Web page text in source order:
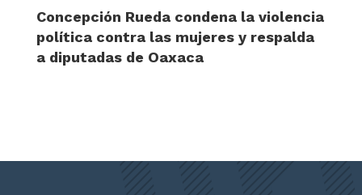
Concepción Rueda condena la violencia
política contra las mujeres y respalda
a diputadas de Oaxaca